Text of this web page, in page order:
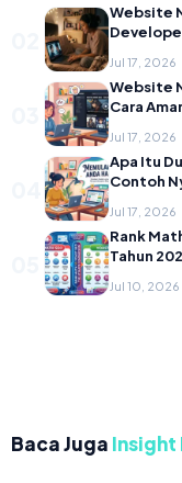
Website
Jul 17, 2026
Website
Cara
Jul 17, 2026
Apa Itu
Contoh
Jul 17, 2026
Rank
Tahun
Jul 10, 2026
Baca Juga Insight